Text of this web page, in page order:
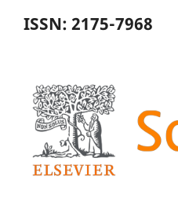
ISSN: 2175-7968